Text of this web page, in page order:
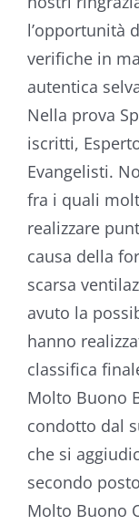
l’opportunità
verifiche in
autentica
Nella prova
iscritti,
Evangelisti.
fra i quali
realizzare
causa della
scarsa
avuto la
hanno
classifica
Molto Buono
condotto dal
che si
secondo
Molto Buono